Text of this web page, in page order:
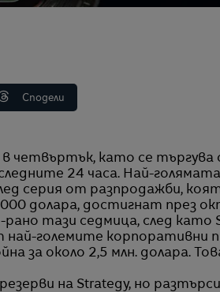
Сподели
24 часа. Най-
серия от разпродажби,
долара, достигнат през
тази седмица, след като
най-големите корпоративни
за около 2,5 млн. долара.
на Strategy, но разтърси